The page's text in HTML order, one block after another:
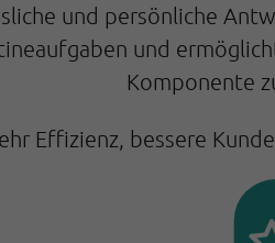
und persönliche
und
Komponente
Effizienz, bessere